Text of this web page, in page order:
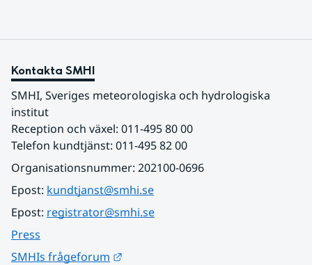
Kontakta SMHI
SMHI, Sveriges meteorologiska och hydrologiska
institut
Reception och växel: 011-495 80 00
Telefon kundtjänst: 011-495 82 00
Organisationsnummer: 202100-0696
Epost: kundtjanst@smhi.se
Epost: registrator@smhi.se
Press
SMHIs frågeforum